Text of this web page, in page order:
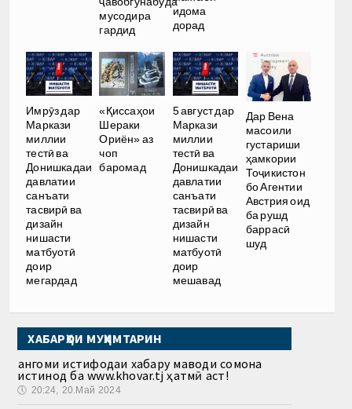
мусодира
гардид
идома
дорад
Имрӯз дар
Маркази
миллии
тестӣ ва
Донишкадаи
давлатии
санъати
тасвирӣ ва
дизайн
нишасти
матбуотӣ
доир
мегардад
«Қиссаҳои
Шераки
Ориён» аз
чоп
баромад
5 август дар
Маркази
миллии
тестӣ ва
Донишкадаи
давлатии
санъати
тасвирӣ ва
дизайн
нишасти
матбуотӣ
доир
мешавад
Дар Вена
масоили
густариши
ҳамкории
Тоҷикистон
бо Агентии
Австрия оид
ба рушд
баррасӣ
шуд
ХАБАРҲОИ МУҲИМТАРИН
Ҳангоми истифодаи хабару маводи сомона
истинод ба www.khovar.tj ҳатмӣ аст!
🕔 20:24, 20.Май 2024